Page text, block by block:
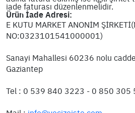
iade faturası düzenlenmelidir.
Ürün İade Adresi:
E KUTU MARKET ANONİM
NO:0323101541000001)
Sanayi Mahallesi 60236 nolu
Gaziantep
Tel : 0 539 840 3223 - 0 850 305